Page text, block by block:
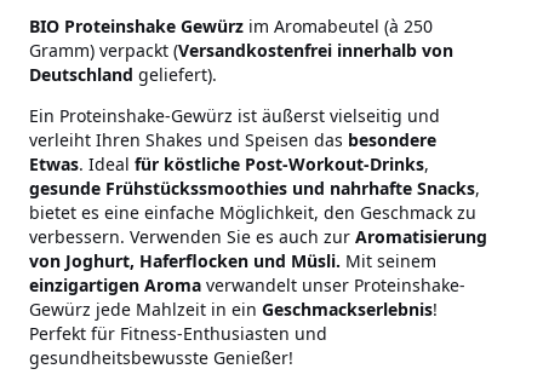
BIO Proteinshake Gewürz im Aromabeutel (à 250
Gramm) verpackt (Versandkostenfrei innerhalb von
Deutschland geliefert).
Ein Proteinshake-Gewürz ist äußerst vielseitig und
verleiht Ihren Shakes und Speisen das besondere
Etwas. Ideal für köstliche Post-Workout-Drinks,
gesunde Frühstückssmoothies und nahrhafte Snacks,
bietet es eine einfache Möglichkeit, den Geschmack zu
verbessern. Verwenden Sie es auch zur Aromatisierung
von Joghurt, Haferflocken und Müsli. Mit seinem
einzigartigen Aroma verwandelt unser Proteinshake-
Gewürz jede Mahlzeit in ein Geschmackserlebnis!
Perfekt für Fitness-Enthusiasten und
gesundheitsbewusste Genießer!